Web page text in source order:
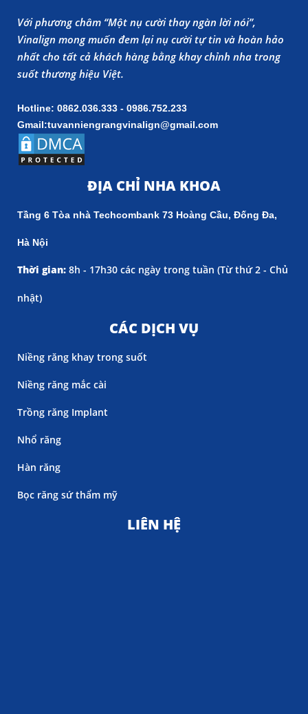
Với phương châm “Một nụ cười thay ngàn lời nói”,
Vinalign mong muốn đem lại nụ cười tự tin và hoàn hảo
nhất cho tất cả khách hàng bằng khay chỉnh nha trong
suốt thương hiệu Việt.
Hotline: 0862.036.333 - 0986.752.233
Gmail:tuvanniengrangvinalign@gmail.com
ĐỊA CHỈ NHA KHOA
Tầng 6 Tòa nhà Techcombank 73 Hoàng Cầu, Đống Đa,
Hà Nội
Thời gian: 8h - 17h30 các ngày trong tuần (Từ thứ 2 - Chủ
nhật)
CÁC DỊCH VỤ
Niềng răng khay trong suốt
Niềng răng mắc cài
Trồng răng Implant
Nhổ răng
Hàn răng
Bọc răng sứ thẩm mỹ
LIÊN HỆ